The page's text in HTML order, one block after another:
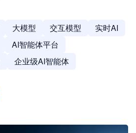
大模型 交互模型
实时AI
AI智能体平台
企业级AI智能体